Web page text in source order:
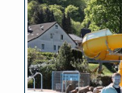
grösseres
Bild